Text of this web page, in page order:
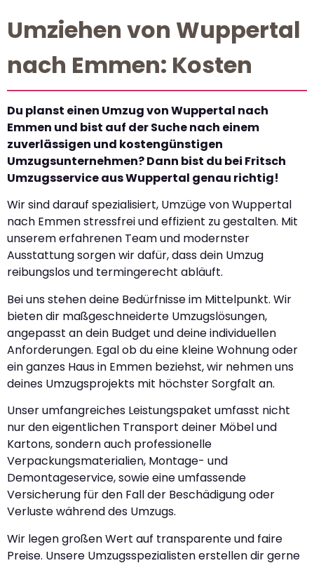
Umziehen von Wuppertal
nach Emmen: Kosten
Du planst einen Umzug von Wuppertal nach
Emmen und bist auf der Suche nach einem
zuverlässigen und kostengünstigen
Umzugsunternehmen? Dann bist du bei Fritsch
Umzugsservice aus Wuppertal genau richtig!
Wir sind darauf spezialisiert, Umzüge von Wuppertal
nach Emmen stressfrei und effizient zu gestalten. Mit
unserem erfahrenen Team und modernster
Ausstattung sorgen wir dafür, dass dein Umzug
reibungslos und termingerecht abläuft.
Bei uns stehen deine Bedürfnisse im Mittelpunkt. Wir
bieten dir maßgeschneiderte Umzugslösungen,
angepasst an dein Budget und deine individuellen
Anforderungen. Egal ob du eine kleine Wohnung oder
ein ganzes Haus in Emmen beziehst, wir nehmen uns
deines Umzugsprojekts mit höchster Sorgfalt an.
Unser umfangreiches Leistungspaket umfasst nicht
nur den eigentlichen Transport deiner Möbel und
Kartons, sondern auch professionelle
Verpackungsmaterialien, Montage- und
Demontageservice, sowie eine umfassende
Versicherung für den Fall der Beschädigung oder
Verluste während des Umzugs.
Wir legen großen Wert auf transparente und faire
Preise. Unsere Umzugsspezialisten erstellen dir gerne